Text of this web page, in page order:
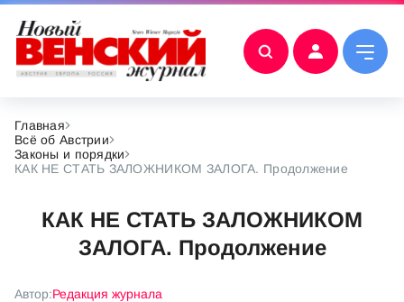
Главная
Всё об Австрии
Законы и порядки
КАК НЕ СТАТЬ ЗАЛОЖНИКОМ ЗАЛОГА. Продолжение
КАК НЕ СТАТЬ ЗАЛОЖНИКОМ
ЗАЛОГА. Продолжение
Автор:Редакция журнала